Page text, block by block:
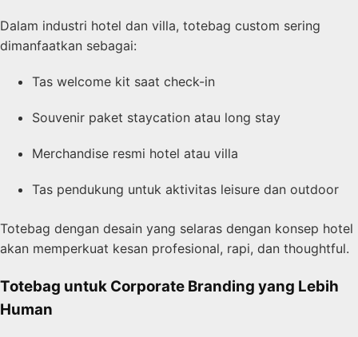
Dalam industri hotel dan villa, totebag custom sering
dimanfaatkan sebagai:
Tas welcome kit saat check-in
Souvenir paket staycation atau long stay
Merchandise resmi hotel atau villa
Tas pendukung untuk aktivitas leisure dan outdoor
Totebag dengan desain yang selaras dengan konsep hotel
akan memperkuat kesan profesional, rapi, dan thoughtful.
Totebag untuk Corporate Branding yang Lebih
Human